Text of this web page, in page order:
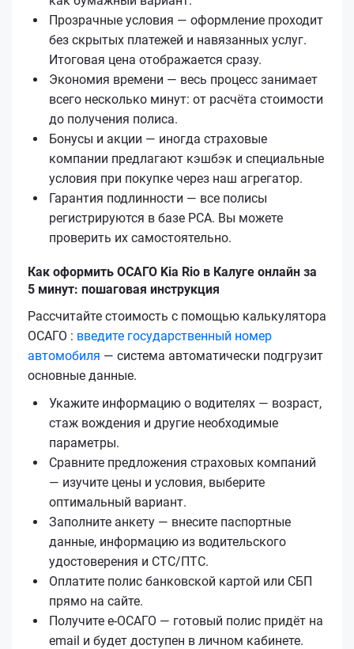
Прозрачные условия — оформление проходит
без скрытых платежей и навязанных услуг.
Итоговая цена отображается сразу.
Экономия времени — весь процесс занимает
всего несколько минут: от расчёта стоимости
до получения полиса.
Бонусы и акции — иногда страховые
компании предлагают кэшбэк и специальные
условия при покупке через наш агрегатор.
Гарантия подлинности — все полисы
регистрируются в базе РСА. Вы можете
проверить их самостоятельно.
Как оформить ОСАГО Kia Rio в Калуге онлайн за
5 минут: пошаговая инструкция
Рассчитайте стоимость с помощью калькулятора
ОСАГО : введите государственный номер
автомобиля — система автоматически подгрузит
основные данные.
Укажите информацию о водителях — возраст,
стаж вождения и другие необходимые
параметры.
Сравните предложения страховых компаний
— изучите цены и условия, выберите
оптимальный вариант.
Заполните анкету — внесите паспортные
данные, информацию из водительского
удостоверения и СТС/ПТС.
Оплатите полис банковской картой или СБП
прямо на сайте.
Получите е‑ОСАГО — готовый полис придёт на
email и будет доступен в личном кабинете.